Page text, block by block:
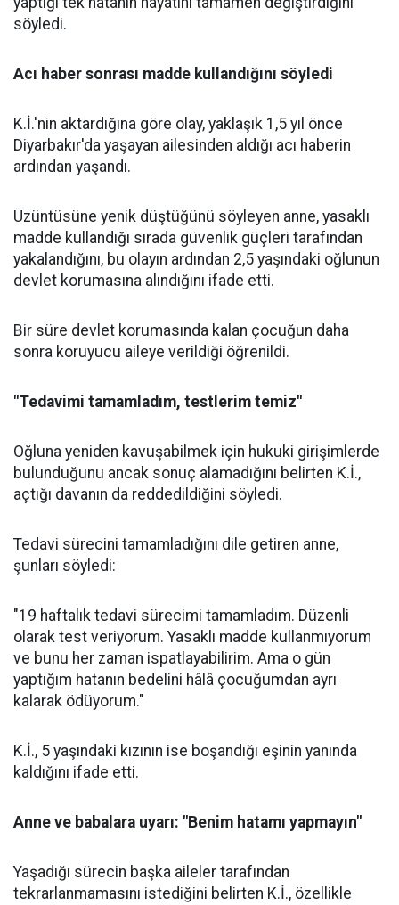
söyledi.
Acı haber sonrası madde kullandığını söyledi
K.İ.'nin aktardığına göre olay, yaklaşık 1,5 yıl önce
Diyarbakır'da yaşayan ailesinden aldığı acı haberin
ardından yaşandı.
Üzüntüsüne yenik düştüğünü söyleyen anne, yasaklı
madde kullandığı sırada güvenlik güçleri tarafından
yakalandığını, bu olayın ardından 2,5 yaşındaki oğlunun
devlet korumasına alındığını ifade etti.
Bir süre devlet korumasında kalan çocuğun daha
sonra koruyucu aileye verildiği öğrenildi.
"Tedavimi tamamladım, testlerim temiz"
Oğluna yeniden kavuşabilmek için hukuki girişimlerde
bulunduğunu ancak sonuç alamadığını belirten K.İ.,
açtığı davanın da reddedildiğini söyledi.
Tedavi sürecini tamamladığını dile getiren anne,
şunları söyledi:
"19 haftalık tedavi sürecimi tamamladım. Düzenli
olarak test veriyorum. Yasaklı madde kullanmıyorum
ve bunu her zaman ispatlayabilirim. Ama o gün
yaptığım hatanın bedelini hâlâ çocuğumdan ayrı
kalarak ödüyorum."
K.İ., 5 yaşındaki kızının ise boşandığı eşinin yanında
kaldığını ifade etti.
Anne ve babalara uyarı: "Benim hatamı yapmayın"
Yaşadığı sürecin başka aileler tarafından
tekrarlanmamasını istediğini belirten K.İ., özellikle